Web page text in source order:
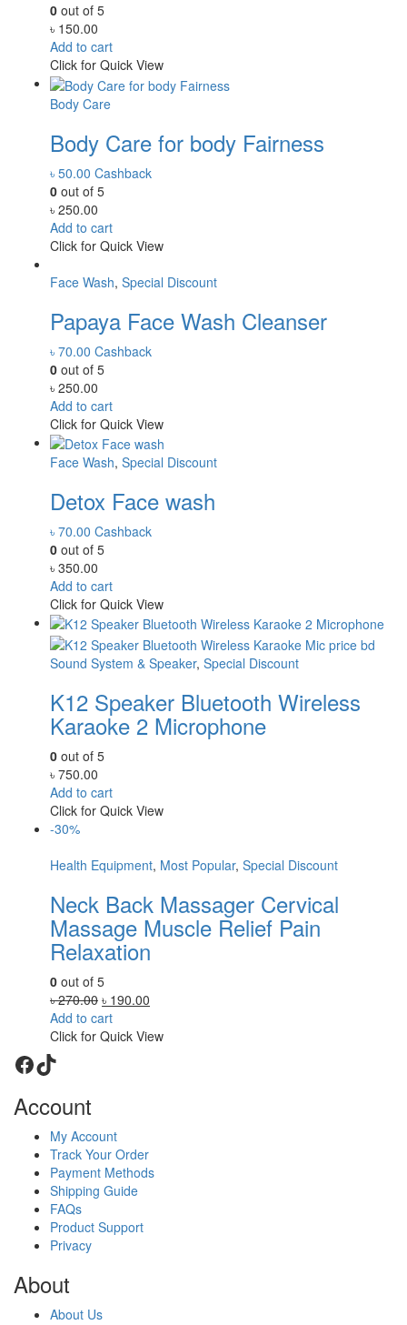
0 out of 5
৳ 150.00
Add to cart
Click for Quick View
Body Care
Body Care for body Fairness
৳ 50.00 Cashback
0 out of 5
৳ 250.00
Add to cart
Click for Quick View
Face Wash, Special Discount
Papaya Face Wash Cleanser
৳ 70.00 Cashback
0 out of 5
৳ 250.00
Add to cart
Click for Quick View
Face Wash, Special Discount
Detox Face wash
৳ 70.00 Cashback
0 out of 5
৳ 350.00
Add to cart
Click for Quick View
Sound System & Speaker, Special Discount
K12 Speaker Bluetooth Wireless
Karaoke 2 Microphone
0 out of 5
৳ 750.00
Add to cart
Click for Quick View
-30%
Health Equipment, Most Popular, Special Discount
Neck Back Massager Cervical
Massage Muscle Relief Pain
Relaxation
0 out of 5
৳270.00 Original
price
was:
৳ 190.00
is:
Add to cart
Click for Quick View
Facebook
TikTok
Account
My Account
Track Your Order
Payment Methods
Shipping Guide
FAQs
Product Support
Privacy
About
About Us